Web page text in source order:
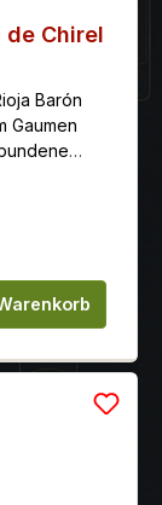
de Chirel
Barón
Gaumen